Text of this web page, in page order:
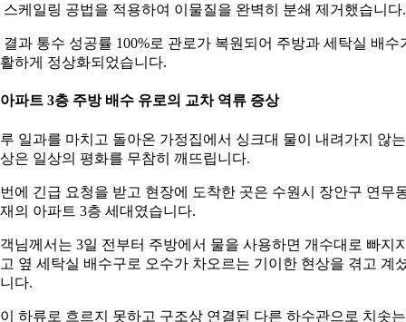
스케일링 공법을 적용하여 이물질을 완벽히 분쇄 제거했습니다.
결과 통수 성공률 100%로 관로가 복원되어 주방과 세탁실 배수
하게 정상화되었습니다.
파트 3층 주방 배수 유로의 교차 역류 증상
일과를 마치고 돌아온 가정집에서 싱크대 물이 내려가지 않는
은 일상의 평화를 무참히 깨뜨립니다.
에 긴급 요청을 받고 현장에 도착한 곳은 수원시 장안구 연무
의 아파트 3층 세대였습니다.
님께서는 3일 전부터 주방에서 물을 사용하면 개수대로 빠지
옆 세탁실 배수구로 오수가 차오르는 기이한 현상을 겪고 계
다.
하류로 흐르지 못하고 구조상 연결된 다른 하수관으로 치솟는